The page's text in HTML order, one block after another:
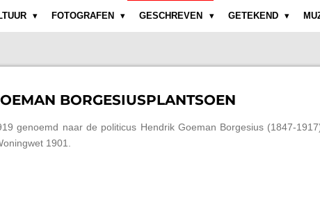
FOTOGRAFEN GESCHREVEN GETEKEND
BORGESIUSPLANTSOEN
genoemd naar de politicus Hendrik Goeman Borgesius (1847-
1901.